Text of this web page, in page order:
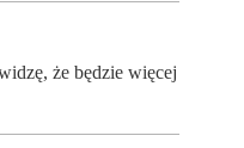
że będzie więcej